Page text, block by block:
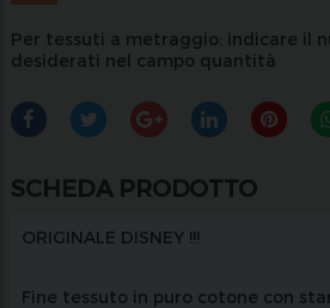
Per tessuti a metraggio: indicare il
desiderati nel campo quantità
SCHEDA PRODOTTO
ORIGINALE DISNEY !!!
Fine tessuto in puro cotone con